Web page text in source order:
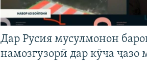
Дар Русия мусулмонон
намозгузорӣ дар кӯча ҷазо